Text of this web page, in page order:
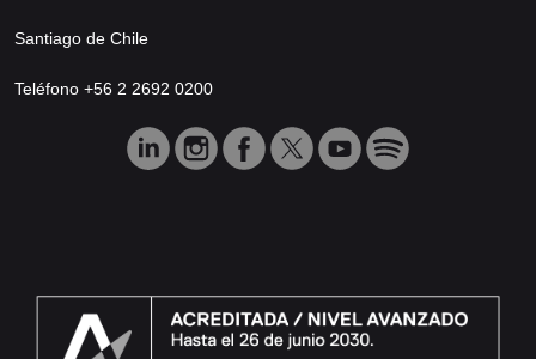
Santiago de Chile
Teléfono +56 2 2692 0200